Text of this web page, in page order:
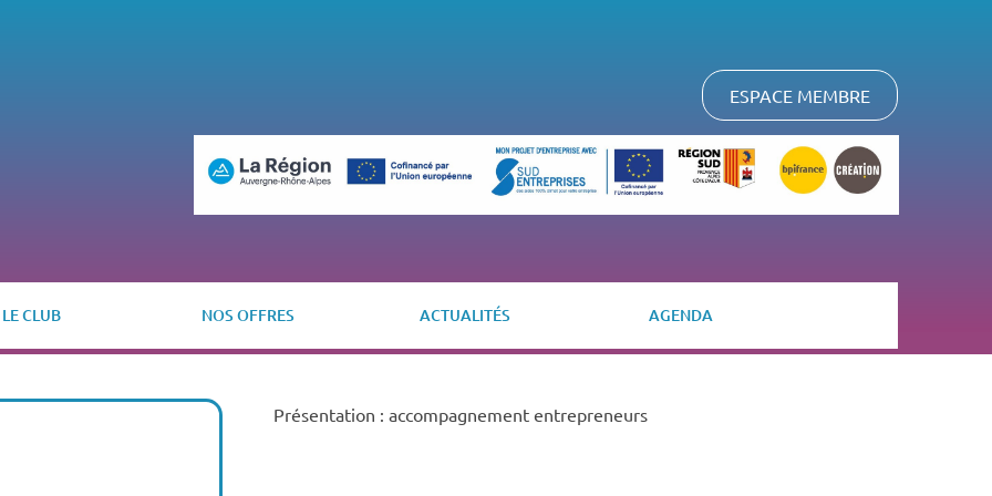
ESPACE MEMBRE
LE CLUB NOS OFFRES ACTUALITÉS AGENDA
Présentation : accompagnement entrepreneurs